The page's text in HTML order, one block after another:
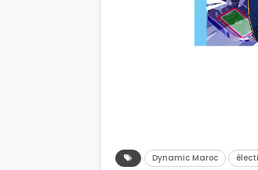
Dynamic Maroc